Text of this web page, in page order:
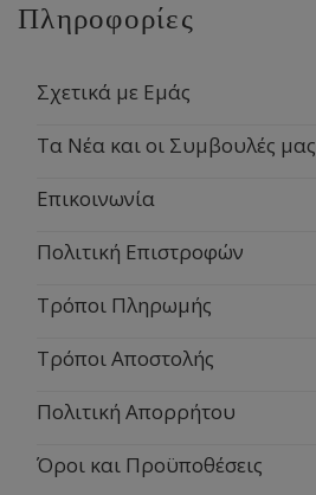
Πληροφορίες
Σχετικά με Εμάς
Τα Νέα και οι Συμβουλές μας
Επικοινωνία
Πολιτική Επιστροφών
Τρόποι Πληρωμής
Τρόποι Αποστολής
Πολιτική Απορρήτου
Όροι και Προϋποθέσεις